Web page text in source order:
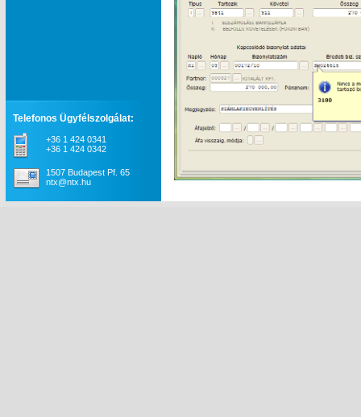
Telefonos Ügyfélszolgálat:
+36 1 424 0341
+36 1 424 0342
1507 Budapest Pf. 65
ntx@ntx.hu